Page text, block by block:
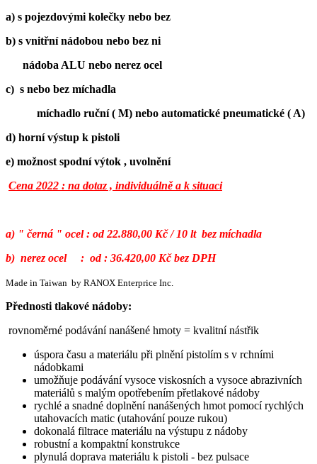
a) s pojezdovými kolečky nebo bez
b) s vnitřní nádobou nebo bez ni
nádoba ALU nebo nerez ocel
c) s nebo bez míchadla
míchadlo ruční ( M) nebo automatické pneumatické ( A)
d) horní výstup k pistoli
e) možnost spodní výtok , uvolnění
Cena 2022 : na dotaz , individuálně a k situaci
a) " černá " ocel : od 22.880,00 Kč / 10 lt bez míchadla
b) nerez ocel : od : 36.420,00 Kč bez DPH
Made in Taiwan by RANOX Enterprice Inc.
Přednosti tlakové nádoby:
rovnoměrné podávání nanášené hmoty = kvalitní nástřik
úspora času a materiálu při plnění pistolím s v rchními
nádobkami
umožňuje podávání vysoce viskosních a vysoce abrazivních
materiálů s malým opotřebením přetlakové nádoby
rychlé a snadné doplnění nanášených hmot pomocí rychlých
utahovacích matic (utahování pouze rukou)
dokonalá filtrace materiálu na výstupu z nádoby
robustní a kompaktní konstrukce
plynulá doprava materiálu k pistoli - bez pulsace